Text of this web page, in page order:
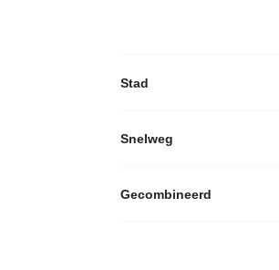
Stad
Snelweg
Gecombineerd